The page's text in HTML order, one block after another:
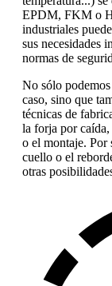
EPDM, FKM o
industriales
sus necesidades
normas de
No sólo
caso, sino que
técnicas de
la forja por
o el montaje. Por
cuello o el
otras